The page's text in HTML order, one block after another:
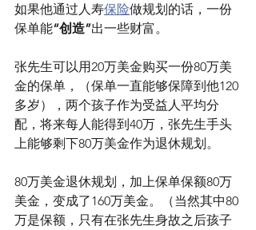
如果他通过人寿保险做规划的话，一份
保单能“创造”出一些财富。
张先生可以用20万美金购买一份80万美
金的保单，（保单一直能够保障到他120
多岁），两个孩子作为受益人平均分
配，将来每人能得到40万，张先生手头
上能够剩下80万美金作为退休规划。
80万美金退休规划，加上保单保额80万
美金，变成了160万美金。（当然其中80
万是保额，只有在张先生身故之后孩子